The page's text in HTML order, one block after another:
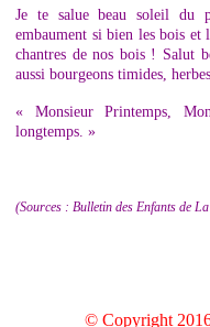
Je te salue beau soleil du
embaument si bien les bois et
chantres de nos bois ! Salut
aussi bourgeons timides,
« Monsieur Printemps,
longtemps. »
(Sources : Bulletin des Enfants de
© Copyright